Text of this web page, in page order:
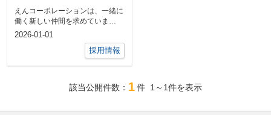
えんコーポレーションは、一緒に
働く新しい仲間を求めていま
す！！採用情報はこちらをご確認
2026-01-01
採用情報
該当公開件数： 1件 1～1件を表示